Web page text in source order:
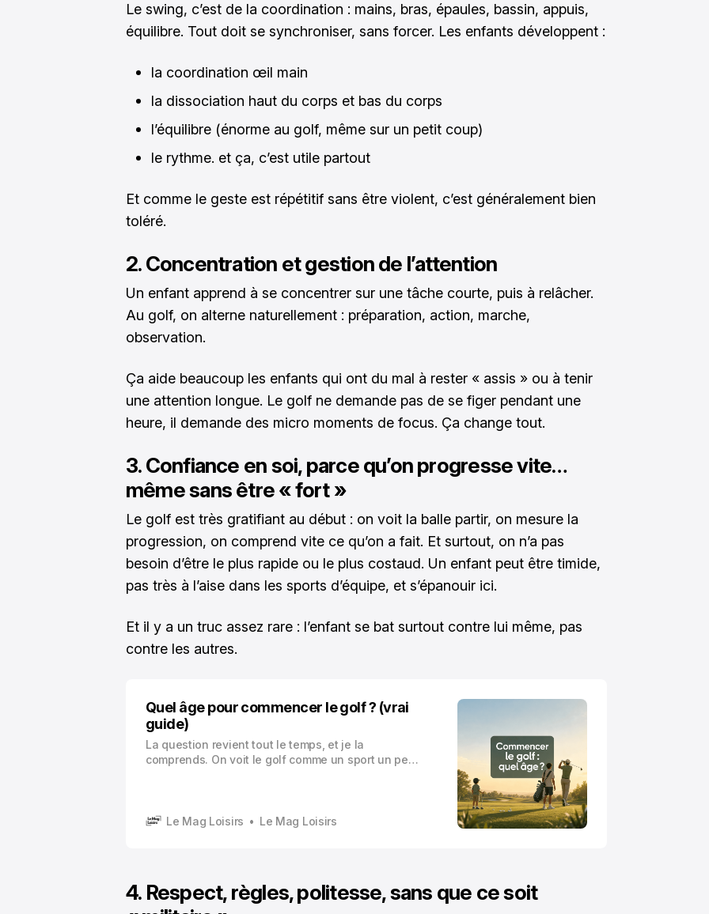
Le swing, c’est de la coordination : mains, bras, épaules, bassin, appuis,
équilibre. Tout doit se synchroniser, sans forcer. Les enfants développent :
la coordination œil main
la dissociation haut du corps et bas du corps
l’équilibre (énorme au golf, même sur un petit coup)
le rythme. et ça, c’est utile partout
Et comme le geste est répétitif sans être violent, c’est généralement bien
toléré.
2. Concentration et gestion de l’attention
Un enfant apprend à se concentrer sur une tâche courte, puis à relâcher.
Au golf, on alterne naturellement : préparation, action, marche,
observation.
Ça aide beaucoup les enfants qui ont du mal à rester « assis » ou à tenir
une attention longue. Le golf ne demande pas de se figer pendant une
heure, il demande des micro moments de focus. Ça change tout.
3. Confiance en soi, parce qu’on progresse vite…
même sans être « fort »
Le golf est très gratifiant au début : on voit la balle partir, on mesure la
progression, on comprend vite ce qu’on a fait. Et surtout, on n’a pas
besoin d’être le plus rapide ou le plus costaud. Un enfant peut être timide,
pas très à l’aise dans les sports d’équipe, et s’épanouir ici.
Et il y a un truc assez rare : l’enfant se bat surtout contre lui même, pas
contre les autres.
Quel âge pour commencer le golf ? (vrai
guide)
La question revient tout le temps, et je la
comprends. On voit le golf comme un sport un peu
Le Mag Loisirs
Le Mag Loisirs
4. Respect, règles, politesse, sans que ce soit